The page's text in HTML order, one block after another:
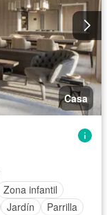
Casa
Zona infantil
Jardín
Parrilla